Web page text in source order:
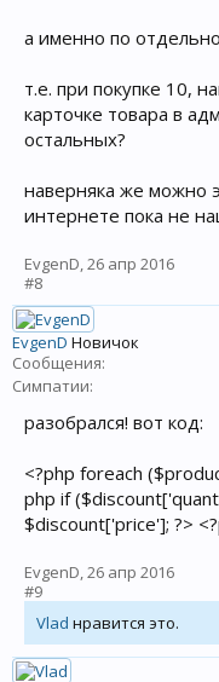
а именно по
т.е. при покупке 10,
карточке товара в
остальных?
наверняка же можно
интернете пока не
EvgenD,26 апр 2016
#8
EvgenD Новичок
Сообщения:
Симпатии:
разобрался! вот код:
<?php foreach
php if
$discount['price']; ?>
EvgenD,26 апр 2016
#9
Vlad нравится это.